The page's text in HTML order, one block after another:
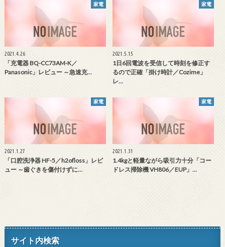
家電
2021.4.26
「充電器 BQ-CC73AM-K／
Panasonic」レビュー ～急速充…
家電
2021.5.15
1日6回電波を受信して時刻を修正す
るので正確「掛け時計／Cozime」
レ…
家電
2021.1.27
「口腔洗浄器 HF-5／h2ofloss」レビ
ュー ～歯ぐきを傷付けずに…
家電
2021.1.31
1.4kgと軽量ながら吸引力十分「コー
ドレス掃除機 VH806／EUP」…
サイト内検索